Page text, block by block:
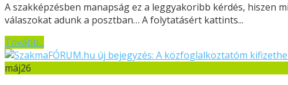
A szakképzésben manapság ez a leggyakoribb kérdés, hiszen
válaszokat adunk a posztban… A folytatásért kattints...
Tovább...
máj26